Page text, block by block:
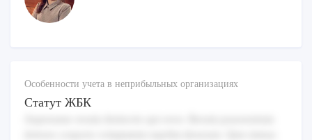
Особенности учета в неприбыльных организациях
Статут ЖБК